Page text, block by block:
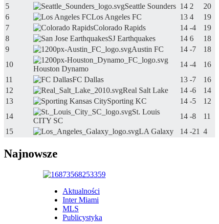
5
Seattle Sounders 14 2
20
6
Los Angeles FC 13 4
19
7
Colorado Rapids 14 -4
19
8
SJ Earthquakes 14 6
18
9
Austin FC 14 -7
18
10
Houston Dynamo
14 -4
16
11
FC Dallas 13 -7
16
12
Real Salt Lake 14 -6
14
13
Sporting KC 14 -5
12
14
St. Louis
CITY SC
14 -8
11
15
LA Galaxy 14 -21 4
Najnowsze
Aktualności
Inter Miami
MLS
Publicystyka